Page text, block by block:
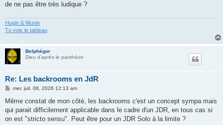
de ne pas être très ludique ?
Hugin & Munin
Tu vois le tableau
Belphégor
Dieu d'après le panthéon
Re: Les backrooms en JdR
M
s
a
g
mer. juil. 08, 2026 12:13 am
Même constat de mon côté, les backrooms c'est un concept sympa mais
qui parait difficilement applicable dans le cadre d'un JDR, en tous cas si
on est "stricto sensu". Peut être pour un JDR Solo à la limite ?